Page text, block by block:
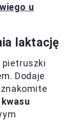
u
laktację
pietruszki
Dodaje